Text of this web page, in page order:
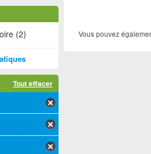
Vous pouvez
(2)
Tout effacer